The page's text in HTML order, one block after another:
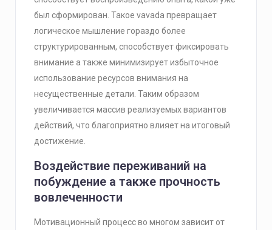
был сформирован. Такое vavada превращает
логическое мышление гораздо более
структурированным, способствует фиксировать
внимание а также минимизирует избыточное
использование ресурсов внимания на
несущественные детали. Таким образом
увеличивается массив реализуемых вариантов
действий, что благоприятно влияет на итоговый
достижение.
Воздействие переживаний на
побуждение а также прочность
вовлеченности
Мотивационный процесс во многом зависит от